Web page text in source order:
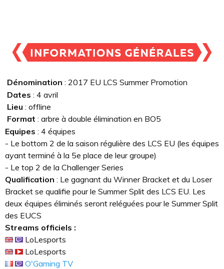
Dénomination : 2017 EU LCS Summer Promotion
Dates : 4 avril
Lieu : offline
Format : arbre à double élimination en BO5
Equipes : 4 équipes
- Le bottom 2 de la saison régulière des LCS EU (les équipes
ayant terminé à la 5e place de leur groupe)
- Le top 2 de la Challenger Series
Qualification : Le gagnant du Winner Bracket et du Loser
Bracket se qualifie pour le Summer Split des LCS EU. Les
deux équipes éliminés seront reléguées pour le Summer Split
des EUCS
Streams officiels :
LoLesports
LoLesports
O'Gaming TV